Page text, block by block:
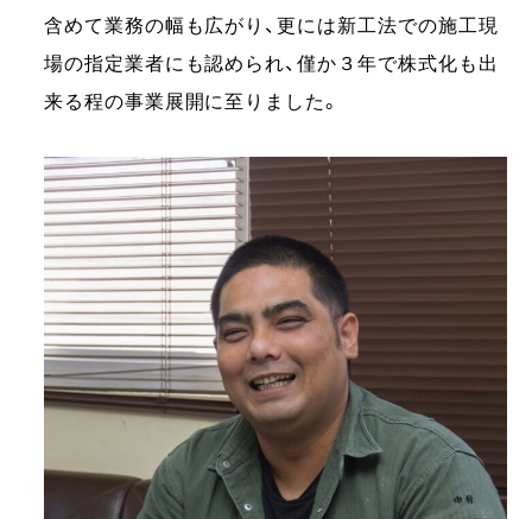
含めて業務の幅も広がり、更には新工法での施工現
場の指定業者にも認められ、僅か３年で株式化も出
来る程の事業展開に至りました。